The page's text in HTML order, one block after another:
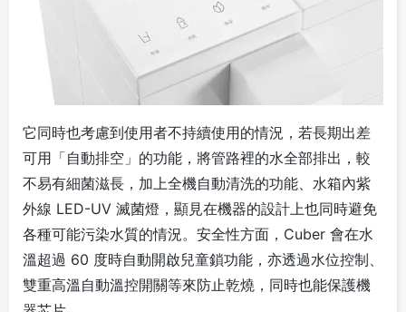
它同時也考慮到使用者不持續使用的情況，若長期出差
可用「自動排空」的功能，將管路裡的水全部排出，較
不易有細菌滋長，加上全機自動清洗的功能、水箱內紫
外線 LED-UV 滅菌燈，顯見在機器的設計上也同時避免
各種可能污染水質的情況。安全性方面，Cuber 會在水
溫超過 60 度時自動開啟兒童鎖功能，亦透過水位控制、
雙重高溫自動溫控開關等來防止乾燒，同時也能保護機